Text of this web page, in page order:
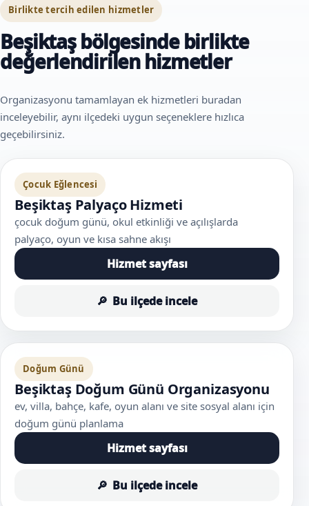
Birlikte tercih edilen hizmetler
Beşiktaş bölgesinde birlikte
değerlendirilen hizmetler
Organizasyonu tamamlayan ek hizmetleri buradan
inceleyebilir, aynı ilçedeki uygun seçeneklere hızlıca
geçebilirsiniz.
Çocuk Eğlencesi
Beşiktaş Palyaço Hizmeti
çocuk doğum günü, okul etkinliği ve açılışlarda
palyaço, oyun ve kısa sahne akışı
Hizmet sayfası
Bu ilçede incele
Doğum Günü
Beşiktaş Doğum Günü Organizasyonu
ev, villa, bahçe, kafe, oyun alanı ve site sosyal alanı için
doğum günü planlama
Hizmet sayfası
Bu ilçede incele